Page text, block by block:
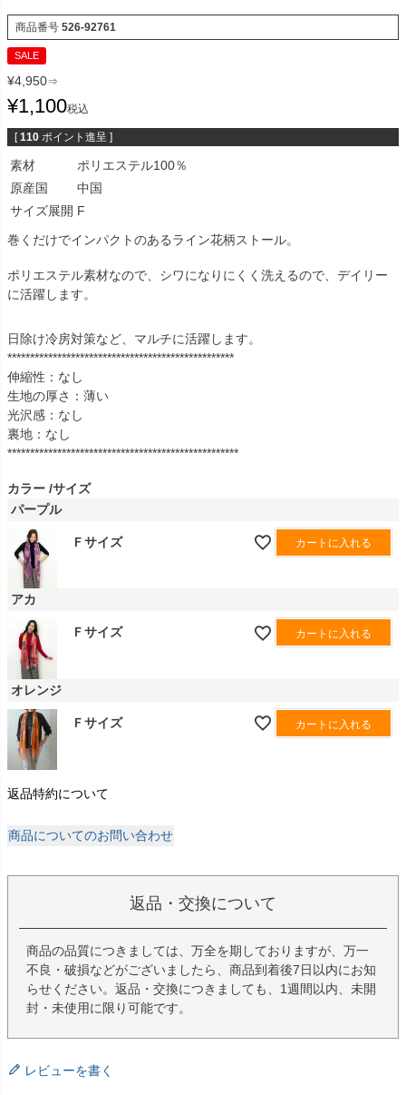
商品番号 526-92761
SALE
¥4,950⇒
¥1,100税込
[ 110 ポイント進呈 ]
素材
ポリエステル100％
原産国
中国
サイズ展開 F
巻くだけでインパクトのあるライン花柄ストール。
ポリエステル素材なので、シワになりにくく洗えるので、デイリー
に活躍します。
日除け冷房対策など、マルチに活躍します。
**************************************************
伸縮性：なし
生地の厚さ：薄い
光沢感：なし
裏地：なし
***************************************************
カラー サイズ
パープル
Ｆサイズ カートに入れる
アカ
Ｆサイズ カートに入れる
オレンジ
Ｆサイズ カートに入れる
返品特約について
商品についてのお問い合わせ
返品・交換について
商品の品質につきましては、万全を期しておりますが、万一
不良・破損などがございましたら、商品到着後7日以内にお知
らせください。返品・交換につきましても、1週間以内、未開
封・未使用に限り可能です。
レビューを書く